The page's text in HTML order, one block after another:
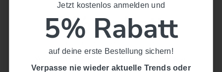
Jetzt kostenlos anmelden und
5% Rabatt
Rabattaktionen.
Jetzt kostenlos anmelden und
5% Rabatt
auf deine erste Bestellung sichern!
Verpasse nie wieder aktuelle Trends oder